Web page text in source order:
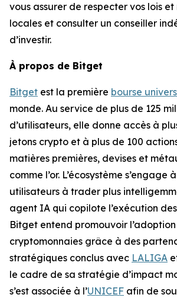
vous assurer de respecter vos lois
locales et consulter un conseiller
d’investir.
À propos de Bitget
Bitget est la première bourse
monde. Au service de plus de 125
d’utilisateurs, elle donne accès à
jetons crypto et à plus de 100
matières premières, devises et
comme l’or. L’écosystème s’engage
utilisateurs à trader plus
agent IA qui copilote l’exécution
Bitget entend promouvoir
cryptomonnaies grâce à des
stratégiques conclus avec LALIGA
le cadre de sa stratégie d’impact
s’est associée à l’UNICEF afin de